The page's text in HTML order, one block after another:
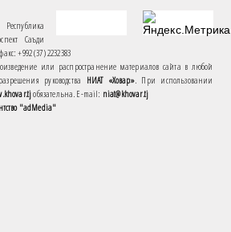
Саъди
+992 (37) 2232383
или распространение материалов сайта в любой
руководства НИАТ «Ховар». При использовании
обязательна. E-mail: niat@khovar.tj
"adMedia"